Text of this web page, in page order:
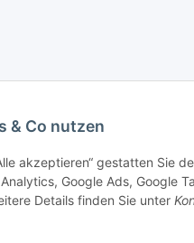
zzgl.Versand
& Co nutzen
akzeptieren“ gestatten Sie
Google Ads, Google
Details finden Sie unter